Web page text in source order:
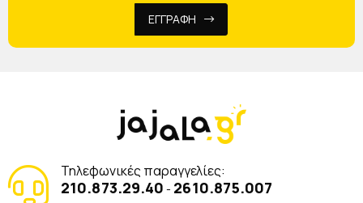
ΕΓΓΡΑΦΗ
Τηλεφωνικές παραγγελίες:
210.873.29.40 - 2610.875.007